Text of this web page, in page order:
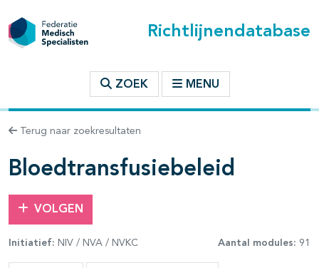
Richtlijnendatabase
ZOEK MENU
Terug naar zoekresultaten
Bloedtransfusiebeleid
VOLGEN
Initiatief: NIV / NVA / NVKC Aantal modules: 91
binnen deze richtlijn
open- en dichtklappen